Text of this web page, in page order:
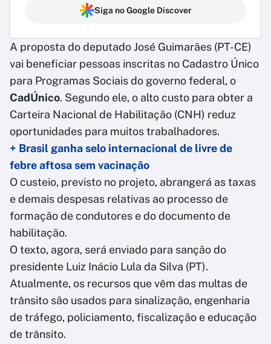
Siga no Google Discover
A proposta do deputado José Guimarães (PT-CE)
vai beneficiar pessoas inscritas no Cadastro Único
para Programas Sociais do governo federal, o
CadÚnico. Segundo ele, o alto custo para obter a
Carteira Nacional de Habilitação (CNH) reduz
oportunidades para muitos trabalhadores.
+ Brasil ganha selo internacional de livre de
febre aftosa sem vacinação
O custeio, previsto no projeto, abrangerá as taxas
e demais despesas relativas ao processo de
formação de condutores e do documento de
habilitação.
O texto, agora, será enviado para sanção do
presidente Luiz Inácio Lula da Silva (PT).
Atualmente, os recursos que vêm das multas de
trânsito são usados para sinalização, engenharia
de tráfego, policiamento, fiscalização e educação
de trânsito.